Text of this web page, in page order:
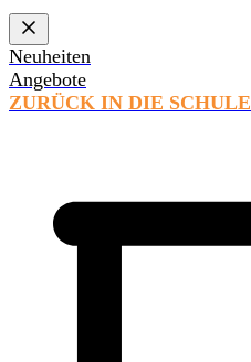
Neuheiten
Angebote
ZURÜCK IN DIE SCHULE